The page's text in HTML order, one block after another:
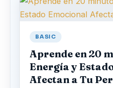
BASIC
Aprende en 20
Energía y
Afectan a Tu